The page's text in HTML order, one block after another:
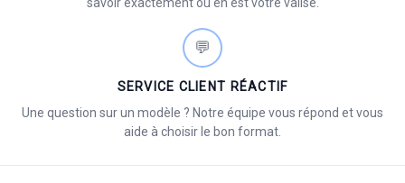
💬
SERVICE CLIENT RÉACTIF
Une question sur un modèle ? Notre équipe vous répond et vous
aide à choisir le bon format.